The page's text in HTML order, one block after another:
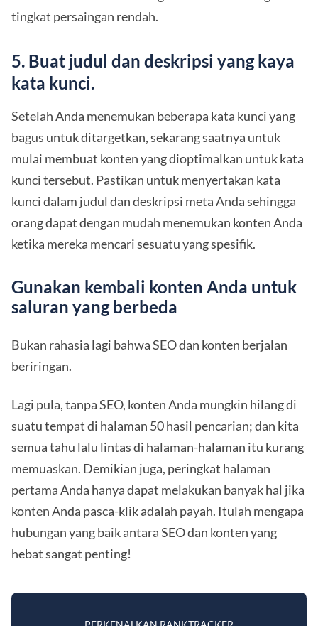
tingkat persaingan rendah.
5. Buat judul dan deskripsi yang kaya
kata kunci.
Setelah Anda menemukan beberapa kata kunci yang
bagus untuk ditargetkan, sekarang saatnya untuk
mulai membuat konten yang dioptimalkan untuk kata
kunci tersebut. Pastikan untuk menyertakan kata
kunci dalam judul dan deskripsi meta Anda sehingga
orang dapat dengan mudah menemukan konten Anda
ketika mereka mencari sesuatu yang spesifik.
Gunakan kembali konten Anda untuk
saluran yang berbeda
Bukan rahasia lagi bahwa SEO dan konten berjalan
beriringan.
Lagi pula, tanpa SEO, konten Anda mungkin hilang di
suatu tempat di halaman 50 hasil pencarian; dan kita
semua tahu lalu lintas di halaman-halaman itu kurang
memuaskan. Demikian juga, peringkat halaman
pertama Anda hanya dapat melakukan banyak hal jika
konten Anda pasca-klik adalah payah. Itulah mengapa
hubungan yang baik antara SEO dan konten yang
hebat sangat penting!